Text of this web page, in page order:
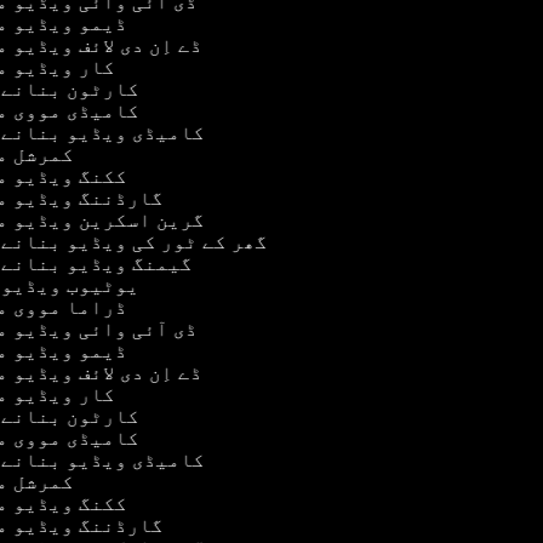
ڈیمو ویڈیو
ڈے اِن دی لائف
کار ویڈیو
کارٹون
کامیڈی مووی
کامیڈی ویڈیو
کمرشل
ککنگ ویڈیو
گارڈننگ ویڈیو
گرین اسکرین ویڈیو
گھر کے ٹور کی ویڈیو
گیمنگ ویڈیو
یوٹیوب
ڈراما مووی
ڈی آئی وائی ویڈیو
ڈیمو ویڈیو
ڈے اِن دی لائف
کار ویڈیو
کارٹون
کامیڈی مووی
کامیڈی ویڈیو
کمرشل
ککنگ ویڈیو
گارڈننگ ویڈیو